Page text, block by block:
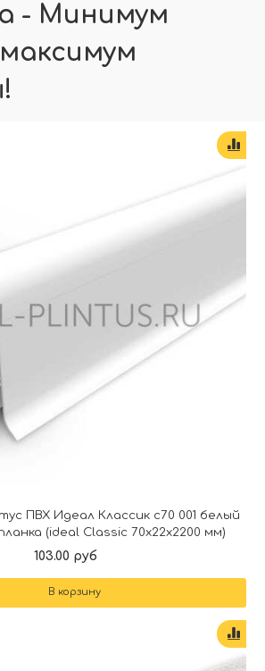
- Минимум
ПВХ Идеал Классик c70 001 белый
(ideal Classic 70х22х2200 мм)
103.00 руб
В корзину